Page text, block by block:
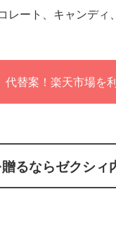
レート、キャンディ
代替案！楽天市場を
るならゼクシィ